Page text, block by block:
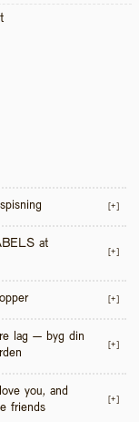
[+]
at
[+]
[+]
lag – byg din
[+]
you, and
friends
[+]